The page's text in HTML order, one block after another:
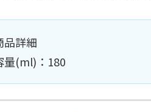
詳細
量(ml)：180